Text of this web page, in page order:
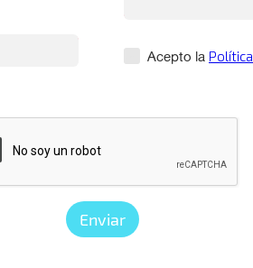
Acepto la
Enviar